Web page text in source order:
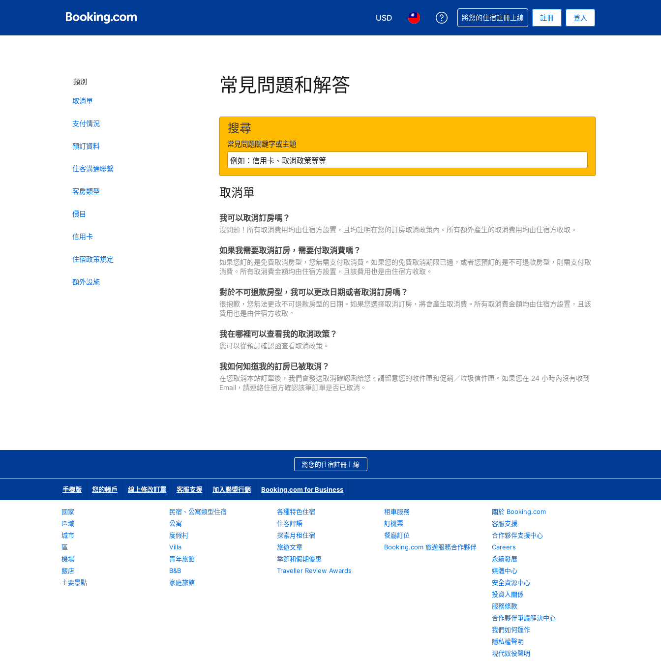
USD
選擇您使用的幣別. 您現在所使用的幣別為美元
選擇您使用的語言. 您目前所選的語言是繁體中文
取得訂單相關協助
將您的住宿註冊上線 註冊 登入
類別
取消單
支付情況
預訂資料
住客溝通聯繫
客房類型
價目
信用卡
住宿政策規定
額外設施
常見問題和解答
搜尋
常見問題關鍵字或主題
取消單
我可以取消訂房嗎？
沒問題！所有取消費用均由住宿方設置，且均註明在您的訂房取消政策內。所有額外產生的取消費用均由住宿方收取。
如果我需要取消訂房，需要付取消費嗎？
如果您訂的是免費取消房型，您無需支付取消費。如果您的免費取消期限已過，或者您預訂的是不可退款房型，則需支付取
消費。所有取消費金額均由住宿方設置，且該費用也是由住宿方收取。
對於不可退款房型，我可以更改日期或者取消訂房嗎？
很抱歉，您無法更改不可退款房型的日期。如果您選擇取消訂房，將會產生取消費。所有取消費金額均由住宿方設置，且該
費用也是由住宿方收取。
我在哪裡可以查看我的取消政策？
您可以從預訂確認函查看取消政策。
我如何知道我的訂房已被取消？
在您取消本站訂單後，我們會發送取消確認函給您。請留意您的收件匣和促銷／垃圾信件匣。如果您在 24 小時內沒有收到
Email，請連絡住宿方確認該筆訂單是否已取消。
將您的住宿註冊上線
手機版 您的帳戶 線上修改訂單 客服支援 加入聯盟行銷 Booking.com for Business
國家
區域
城市
區
機場
飯店
主要景點
民宿、公寓類型住宿
公寓
度假村
Villa
青年旅館
B&B
家庭旅館
各種特色住宿
住客評語
探索月租住宿
旅遊文章
季節和假期優惠
Traveller Review Awards
租車服務
訂機票
餐廳訂位
Booking.com 旅遊服務合作夥伴
關於 Booking.com
客服支援
合作夥伴支援中心
Careers
永續發展
媒體中心
安全資源中心
投資人關係
服務條款
合作夥伴爭議解決中心
我們如何運作
隱私權聲明
現代奴役聲明